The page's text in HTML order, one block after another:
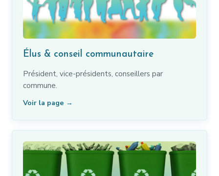
Élus & conseil communautaire
Président, vice-présidents, conseillers par
commune.
Voir la page →